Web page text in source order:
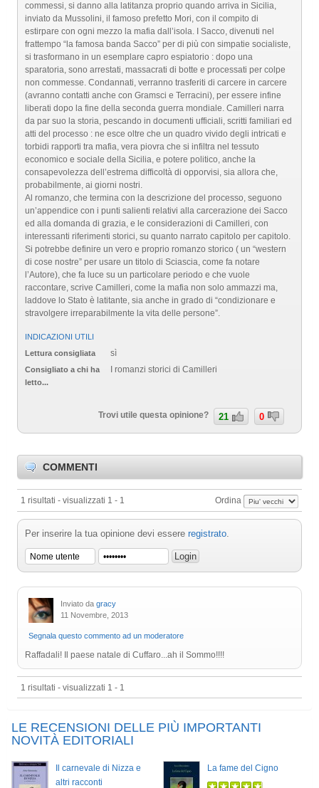
commessi, si danno alla latitanza proprio quando arriva in Sicilia,
inviato da Mussolini, il famoso prefetto Mori, con il compito di
estirpare con ogni mezzo la mafia dall’isola. I Sacco, divenuti nel
frattempo “la famosa banda Sacco” per di più con simpatie socialiste,
si trasformano in un esemplare capro espiatorio : dopo una
sparatoria, sono arrestati, massacrati di botte e processati per colpe
non commesse. Condannati, verranno trasferiti di carcere in carcere
(avranno contatti anche con Gramsci e Terracini), per essere infine
liberati dopo la fine della seconda guerra mondiale. Camilleri narra
da par suo la storia, pescando in documenti ufficiali, scritti familiari ed
atti del processo : ne esce oltre che un quadro vivido degli intricati e
torbidi rapporti tra mafia, vera piovra che si infiltra nel tessuto
economico e sociale della Sicilia, e potere politico, anche la
consapevolezza dell’estrema difficoltà di opporvisi, sia allora che,
probabilmente, ai giorni nostri.
Al romanzo, che termina con la descrizione del processo, seguono
un’appendice con i punti salienti relativi alla carcerazione dei Sacco
ed alla domanda di grazia, e le considerazioni di Camilleri, con
interessanti riferimenti storici, su quanto narrato capitolo per capitolo.
Si potrebbe definire un vero e proprio romanzo storico ( un “western
di cose nostre” per usare un titolo di Sciascia, come fa notare
l’Autore), che fa luce su un particolare periodo e che vuole
raccontare, scrive Camilleri, come la mafia non solo ammazzi ma,
laddove lo Stato è latitante, sia anche in grado di “condizionare e
stravolgere irreparabilmente la vita delle persone”.
INDICAZIONI UTILI
Lettura consigliata
sì
Consigliato a chi ha
letto...
I romanzi storici di Camilleri
Trovi utile questa opinione? 21 0
COMMENTI
1 risultati - visualizzati 1 - 1 Ordina
Per inserire la tua opinione devi essere registrato.
Inviato da gracy
11 Novembre, 2013
Segnala questo commento ad un moderatore
Raffadali! Il paese natale di Cuffaro...ah il Sommo!!!!
1 risultati - visualizzati 1 - 1
LE RECENSIONI DELLE PIÙ IMPORTANTI
NOVITÀ EDITORIALI
Il carnevale di Nizza e
altri racconti
La fame del Cigno